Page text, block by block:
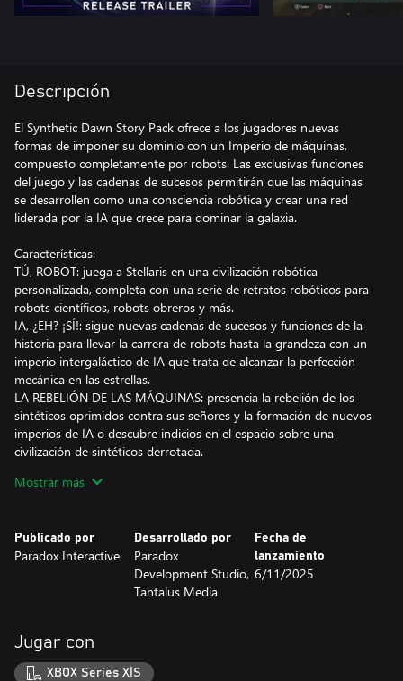
Descripción
El Synthetic Dawn Story Pack ofrece a los jugadores nuevas
formas de imponer su dominio con un Imperio de máquinas,
compuesto completamente por robots. Las exclusivas funciones
del juego y las cadenas de sucesos permitirán que las máquinas
se desarrollen como una consciencia robótica y crear una red
liderada por la IA que crece para dominar la galaxia.
Características:
TÚ, ROBOT: juega a Stellaris en una civilización robótica
personalizada, completa con una serie de retratos robóticos para
robots científicos, robots obreros y más.
IA, ¿EH? ¡SÍ!: sigue nuevas cadenas de sucesos y funciones de la
historia para llevar la carrera de robots hasta la grandeza con un
imperio intergaláctico de IA que trata de alcanzar la perfección
mecánica en las estrellas.
LA REBELIÓN DE LAS MÁQUINAS: presencia la rebelión de los
sintéticos oprimidos contra sus señores y la formación de nuevos
imperios de IA o descubre indicios en el espacio sobre una
civilización de sintéticos derrotada.
nuevos retratos de sintéticos y paquetes de voz ampliados para
Mostrar más
Publicado por
Paradox Interactive
Desarrollado por
Paradox
Development Studio,
Tantalus Media
Fecha de
lanzamiento
6/11/2025
Jugar con
XBOX Series X|S